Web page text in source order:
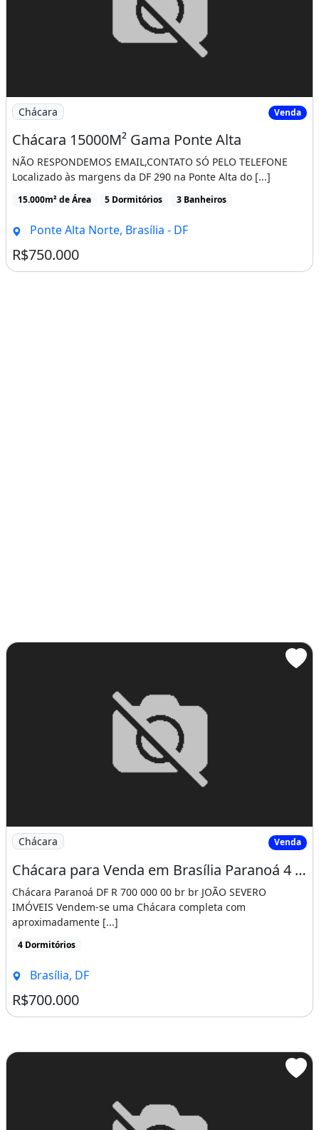
Imagem: Chácara 15000M² Gama Ponte Alta
Chácara Venda
Chácara 15000M² Gama Ponte Alta
NÃO RESPONDEMOS EMAIL,CONTATO SÓ PELO TELEFONE
Localizado às margens da DF 290 na Ponte Alta do [...]
15.000m² de Área 5 Dormitórios 3 Banheiros
Ponte Alta Norte, Brasília - DF
R$750.000
Imagem: Chácara para Venda em Brasília Paranoá
Chácara Venda
Chácara para Venda em Brasília Paranoá 4 Dormitórios
Chácara Paranoá DF R 700 000 00 br br JOÃO SEVERO
IMÓVEIS Vendem-se uma Chácara completa com
aproximadamente [...]
4 Dormitórios
Brasília, DF
R$700.000